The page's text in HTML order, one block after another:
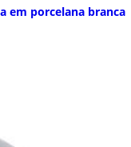
em porcelana branca